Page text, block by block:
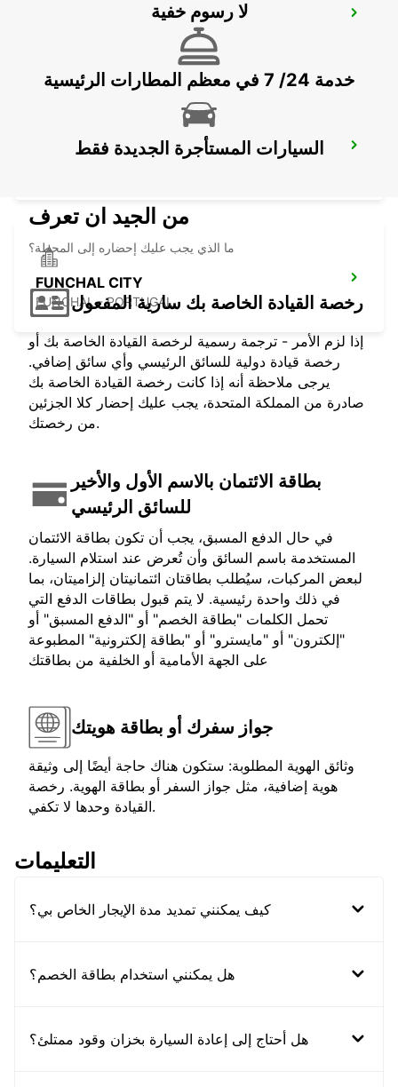
FUERTEVENTURA AIRPORT
PUERTO DEL ROSARIO - SPAIN
LANZAROTE AIRPORT
FUNCHAL CITY
FUNCHAL - PORTUGAL
لا رسوم خفية
خدمة 24/ 7 في معظم المطارات الرئيسية
السيارات المستأجرة الجديدة فقط
من الجيد ان تعرف
ما الذي يجب عليك إحضاره إلى المحطة؟
رخصة القيادة الخاصة بك سارية المفعول
إذا لزم الأمر - ترجمة رسمية لرخصة القيادة الخاصة بك أو
رخصة قيادة دولية للسائق الرئيسي وأي سائق إضافي.
يرجى ملاحظة أنه إذا كانت رخصة القيادة الخاصة بك
صادرة من المملكة المتحدة، يجب عليك إحضار كلا الجزئين
من رخصتك.
بطاقة الائتمان بالاسم الأول والأخير
للسائق الرئيسي
في حال الدفع المسبق، يجب أن تكون بطاقة الائتمان
المستخدمة باسم السائق وأن تُعرض عند استلام السيارة.
لبعض المركبات، سيُطلب بطاقتان ائتمانيتان إلزاميتان، بما
في ذلك واحدة رئيسية. لا يتم قبول بطاقات الدفع التي
تحمل الكلمات "بطاقة الخصم" أو "الدفع المسبق" أو
"إلكترون" أو "مايسترو" أو "بطاقة إلكترونية" المطبوعة
على الجهة الأمامية أو الخلفية من بطاقتك
جواز سفرك أو بطاقة هويتك
وثائق الهوية المطلوبة: ستكون هناك حاجة أيضًا إلى وثيقة
هوية إضافية، مثل جواز السفر أو بطاقة الهوية. رخصة
القيادة وحدها لا تكفي.
التعليمات
كيف يمكنني تمديد مدة الإيجار الخاص بي؟
هل يمكنني استخدام بطاقة الخصم؟
هل أحتاج إلى إعادة السيارة بخزان وقود ممتلئ؟